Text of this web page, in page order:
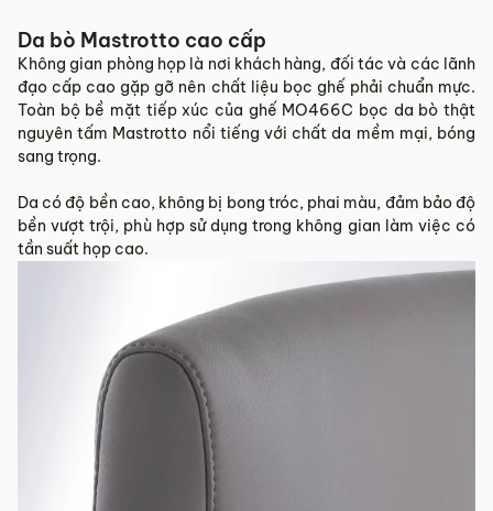
Da bò Mastrotto cao cấp
Không gian phòng họp là nơi khách hàng, đối tác và các lãnh
đạo cấp cao gặp gỡ nên chất liệu bọc ghế phải chuẩn mực.
Toàn bộ bề mặt tiếp xúc của ghế MO466C bọc da bò thật
nguyên tấm Mastrotto nổi tiếng với chất da mềm mại, bóng
sang trọng.
Da có độ bền cao, không bị bong tróc, phai màu, đảm bảo độ
bền vượt trội, phù hợp sử dụng trong không gian làm việc có
tần suất họp cao.